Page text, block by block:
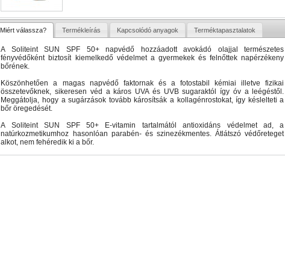
Miért válassza? Termékleírás Kapcsolódó anyagok Terméktapasztalatok
A Soliteint SUN SPF 50+ napvédő hozzáadott avokádó olajjal természetes
fényvédőként biztosít kiemelkedő védelmet a gyermekek és felnőttek napérzékeny
bőrének.
Köszönhetően a magas napvédő faktornak és a fotostabil kémiai illetve fizikai
összetevőknek, sikeresen véd a káros UVA és UVB sugaraktól így óv a leégéstől.
Meggátolja, hogy a sugárzások tovább károsítsák a kollagénrostokat, így késlelteti a
bőr öregedését.
A Soliteint SUN SPF 50+ E-vitamin tartalmától antioxidáns védelmet ad, a
natúrkozmetikumhoz hasonlóan parabén- és szinezékmentes. Átlátszó védőreteget
alkot, nem fehéredik ki a bőr.